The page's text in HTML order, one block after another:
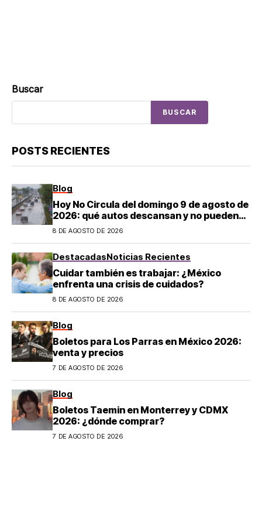
Buscar
BUSCAR
POSTS RECIENTES
Blog
Hoy No Circula del domingo 9 de agosto de
2026: qué autos descansan y no pueden
salir en CDMX y el Estado de México; estos
8 DE AGOSTO DE 2026
DestacadasNoticias Recientes
Cuidar también es trabajar: ¿México
enfrenta una crisis de cuidados?
8 DE AGOSTO DE 2026
Blog
Boletos para Los Parras en México 2026:
venta y precios
7 DE AGOSTO DE 2026
Blog
Boletos Taemin en Monterrey y CDMX
2026: ¿dónde comprar?
7 DE AGOSTO DE 2026